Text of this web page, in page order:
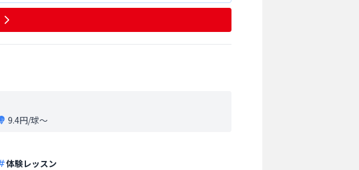
9.4円/球〜
体験レッスン